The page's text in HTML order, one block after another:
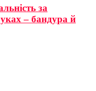
за
– бандура й